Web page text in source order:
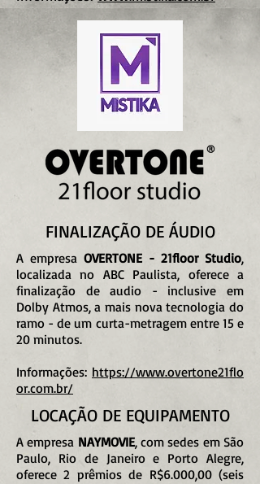
FINALIZAÇÃO DE ÁUDIO
A empresa OVERTONE - 21floor Studio,
localizada no ABC Paulista, oferece a
finalização de audio - inclusive em
Dolby Atmos, a mais nova tecnologia do
ramo - de um curta-metragem entre 15 e
20 minutos.
Informações: https://www.overtone21flo
or.com.br/
LOCAÇÃO DE EQUIPAMENTO
A empresa NAYMOVIE, com sedes em São
Paulo, Rio de Janeiro e Porto Alegre,
oferece 2 prêmios de R$6.000,00 (seis